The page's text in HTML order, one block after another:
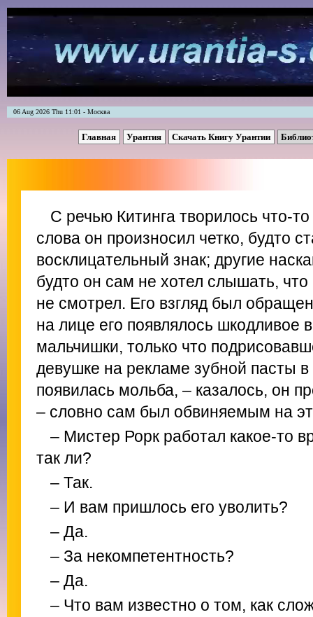
06 Aug 2026 Thu 11:01 - Москва
Главная Урантия Скачать Книгу Урантии
С речью Китинга творилось что-
слова он произносил четко, будто
восклицательный знак; другие
будто он сам не хотел слышать, что
не смотрел. Его взгляд был
на лице его появлялось шкодливое
мальчишки, только что
девушке на рекламе зубной пасты в
появилась мольба, – казалось, он
– словно сам был обвиняемым на
– Мистер Рорк работал какое-то
так ли?
– Так.
– И вам пришлось его уволить?
– Да.
– За некомпетентность?
– Да.
– Что вам известно о том, как